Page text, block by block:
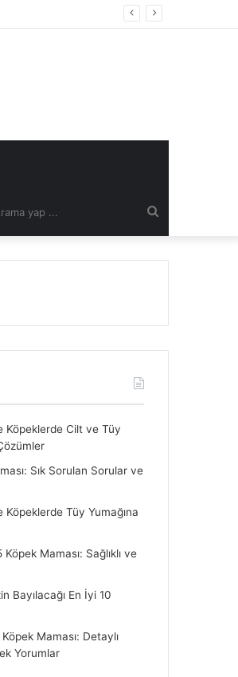
yap
Köpeklerde Cilt ve Tüy
Sık Sorulan Sorular ve
Tüy Yumağına
Maması: Sağlıklı ve
Bayılacağı En İyi 10
Maması: Detaylı
Yorumlar